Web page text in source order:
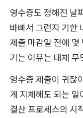
영수증도 정해진 날
바빠서 그런지 기한
제출 마감일 전에 몇
기는 이유는 대체 무
영수증 제출이 귀찮
게 지체해도 되는 일
결산 프로세스의 시